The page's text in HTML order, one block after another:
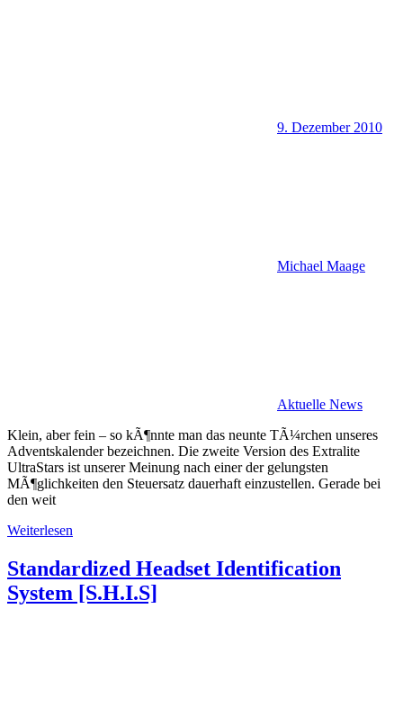
9. Dezember 2010
Michael Maage
Aktuelle News
Klein, aber fein – so kÃ¶nnte man das neunte TÃ¼rchen unseres
Adventskalender bezeichnen. Die zweite Version des Extralite
UltraStars ist unserer Meinung nach einer der gelungsten
MÃ¶glichkeiten den Steuersatz dauerhaft einzustellen. Gerade bei
den weit
Weiterlesen
Standardized Headset Identification
System [S.H.I.S]